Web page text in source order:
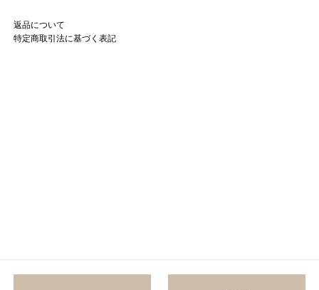
返品について
特定商取引法に基づく表記